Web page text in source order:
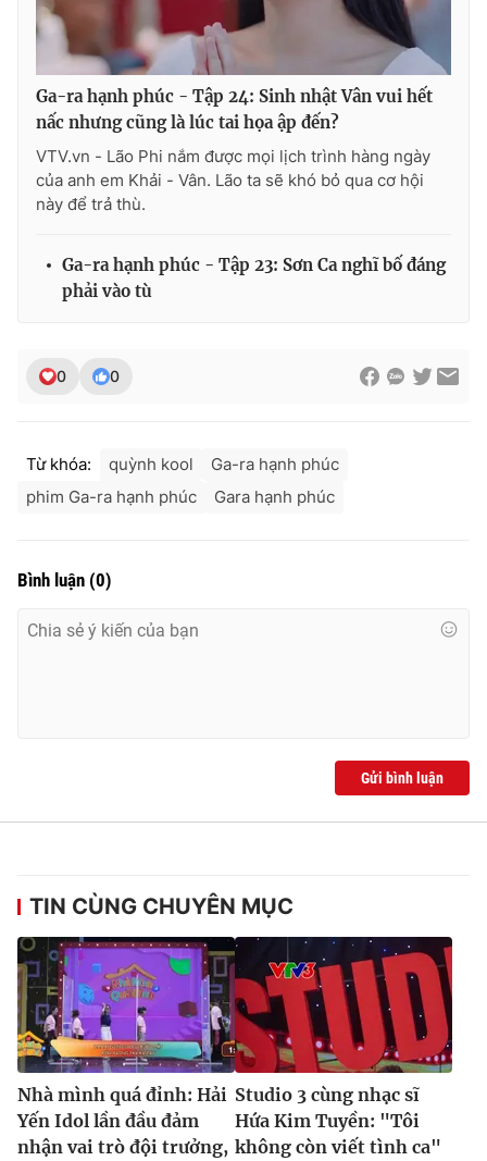
Ga-ra hạnh phúc - Tập 24: Sinh nhật Vân vui hết
nấc nhưng cũng là lúc tai họa ập đến?
VTV.vn - Lão Phi nắm được mọi lịch trình hàng ngày
của anh em Khải - Vân. Lão ta sẽ khó bỏ qua cơ hội
này để trả thù.
Ga-ra hạnh phúc - Tập 23: Sơn Ca nghĩ bố đáng
phải vào tù
0 0
Từ khóa: quỳnh kool
Ga-ra hạnh phúc
phim Ga-ra hạnh phúc
Gara hạnh phúc
Bình luận (0)
Gửi bình luận
TIN CÙNG CHUYÊN MỤC
Nhà mình quá đỉnh: Hải
Yến Idol lần đầu đảm
nhận vai trò đội trưởng,
Studio 3 cùng nhạc sĩ
Hứa Kim Tuyền: "Tôi
không còn viết tình ca"